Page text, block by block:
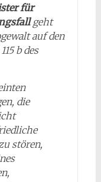
für
geht
auf den
b des
die
stören,